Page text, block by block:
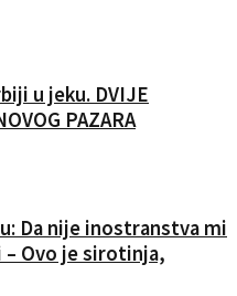
u jeku. DVIJE
PAZARA
Da nije inostranstva mi
Ovo je sirotinja,